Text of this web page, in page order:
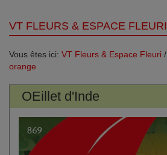
VT FLEURS & ESPACE FLEURI
Vous êtes ici: VT Fleurs & Espace Fleuri /
orange
OEillet d'Inde